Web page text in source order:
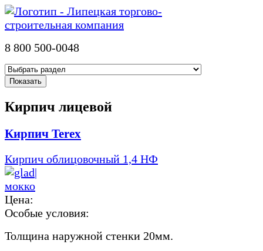
8 800 500-0048
Кирпич лицевой
Кирпич Terex
Кирпич облицовочный 1,4 НФ
Цена:
Особые условия:
Толщина наружной стенки 20мм.